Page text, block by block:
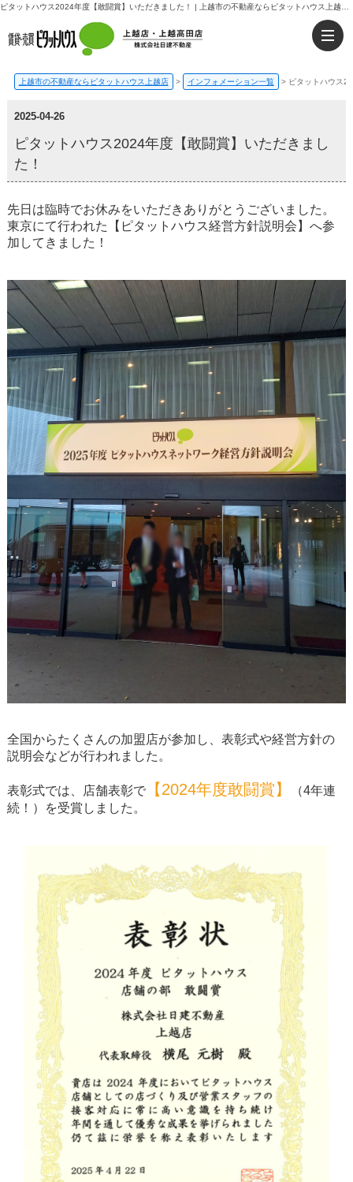
上越市の不動産ならピタットハウス上越店 > インフォメーション一覧 > ピタットハウス
2025-04-26
ピタットハウス2024年度【敢闘賞】いただきまし
た！
先日は臨時でお休みをいただきありがとうございました。
東京にて行われた【ピタットハウス経営方針説明会】へ参
加してきました！
全国からたくさんの加盟店が参加し、表彰式や経営方針の
説明会などが行われました。
表彰式では、店舗表彰で【2024年度敢闘賞】
（4年連
続！）を受賞しました。